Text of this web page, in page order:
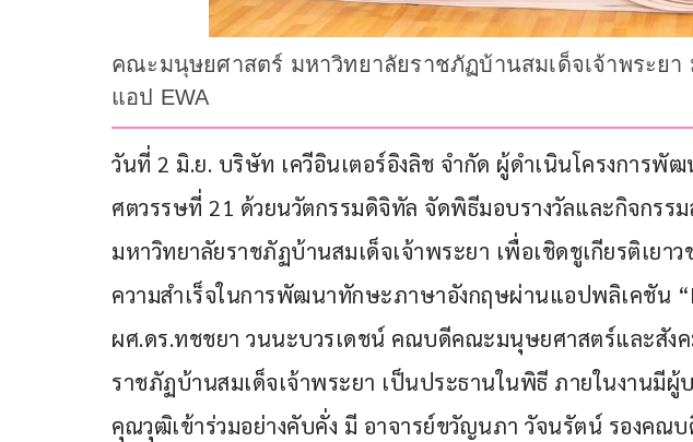
คณะมนุษยศาสตร์ มหาวิทยาลัยราชภัฏบ้านสมเด็จเจ้าพระยา
แอป EWA
วันที่ 2 มิ.ย. บริษัท เควีอินเตอร์อิงลิช จำกัด ผู้ดำเนินโครงการพั
ศตวรรษที่ 21 ด้วยนวัตกรรมดิจิทัล จัดพิธีมอบรางวัลและกิจกรร
มหาวิทยาลัยราชภัฏบ้านสมเด็จเจ้าพระยา เพื่อเชิดชูเกียรติเย
ความสำเร็จในการพัฒนาทักษะภาษาอังกฤษผ่านแอปพลิเคชัน
ผศ.ดร.ทชชยา วนนะบวรเดชน์ คณบดีคณะมนุษยศาสตร์และสัง
ราชภัฏบ้านสมเด็จเจ้าพระยา เป็นประธานในพิธี ภายในงานมีผู้
คุณวุฒิเข้าร่วมอย่างคับคั่ง มี อาจารย์ขวัญนภา วัจนรัตน์ รองคณ